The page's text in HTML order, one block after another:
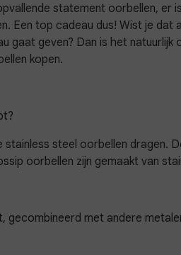
statement oorbellen, er
top cadeau dus! Wist je dat
geven? Dan is het natuurlijk
kopen.
steel oorbellen dragen.
oorbellen zijn gemaakt van
met andere